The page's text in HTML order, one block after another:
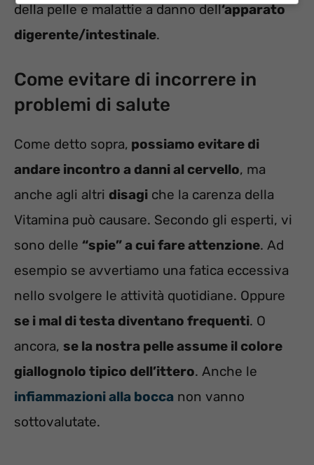
della pelle e malattie a danno dell‘apparato
digerente/intestinale.
Come evitare di incorrere in
problemi di salute
Come detto sopra, possiamo evitare di
andare incontro a danni al cervello, ma
anche agli altri disagi che la carenza della
Vitamina può causare. Secondo gli esperti, vi
sono delle “spie” a cui fare attenzione. Ad
esempio se avvertiamo una fatica eccessiva
nello svolgere le attività quotidiane. Oppure
se i mal di testa diventano frequenti. O
ancora, se la nostra pelle assume il colore
giallognolo tipico dell’ittero. Anche le
infiammazioni alla bocca non vanno
sottovalutate.